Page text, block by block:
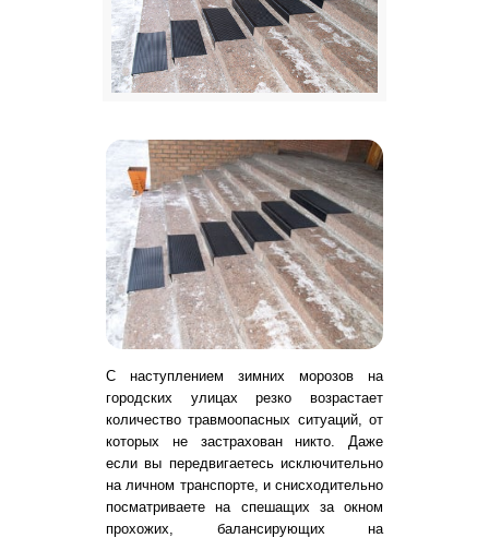
С наступлением зимних морозов на
городских улицах резко возрастает
количество травмоопасных ситуаций, от
которых не застрахован никто. Даже
если вы передвигаетесь исключительно
на личном транспорте, и снисходительно
посматриваете на спешащих за окном
прохожих, балансирующих на